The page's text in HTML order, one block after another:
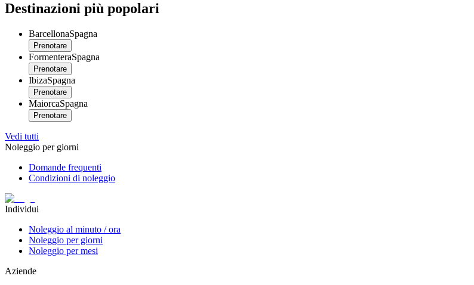
Destinazioni più popolari
BarcellonaSpagna
Prenotare
FormenteraSpagna
Prenotare
IbizaSpagna
Prenotare
MaiorcaSpagna
Prenotare
Vedi tutti
Noleggio per giorni
Domande frequenti
Condizioni di noleggio
Individui
Noleggio al minuto / ora
Noleggio per giorni
Noleggio per mesi
Aziende